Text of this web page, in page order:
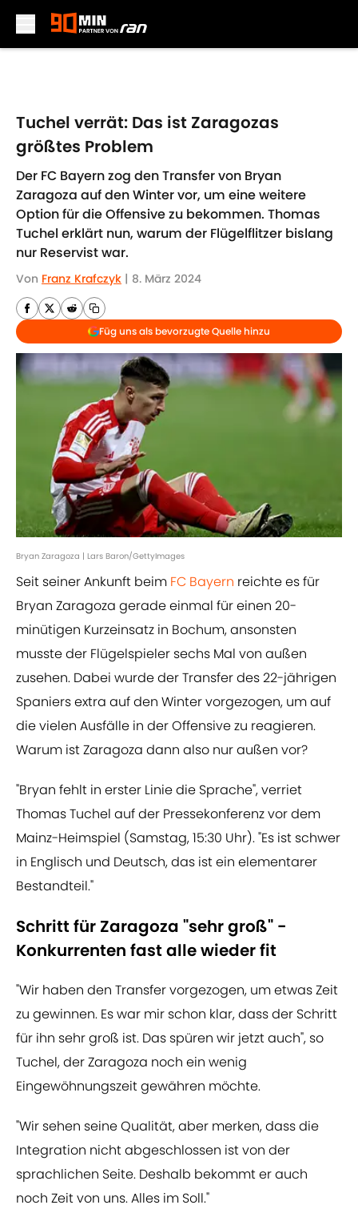
Tuchel verrät: Das ist Zaragozas
größtes Problem
Der FC Bayern zog den Transfer von Bryan
Zaragoza auf den Winter vor, um eine weitere
Option für die Offensive zu bekommen. Thomas
Tuchel erklärt nun, warum der Flügelflitzer bislang
nur Reservist war.
Von Franz Krafczyk | 8. März 2024
Füg uns als bevorzugte Quelle hinzu
Bryan Zaragoza | Lars Baron/GettyImages
Seit seiner Ankunft beim FC Bayern reichte es für
Bryan Zaragoza gerade einmal für einen 20-
minütigen Kurzeinsatz in Bochum, ansonsten
musste der Flügelspieler sechs Mal von außen
zusehen. Dabei wurde der Transfer des 22-jährigen
Spaniers extra auf den Winter vorgezogen, um auf
die vielen Ausfälle in der Offensive zu reagieren.
Warum ist Zaragoza dann also nur außen vor?
"Bryan fehlt in erster Linie die Sprache", verriet
Thomas Tuchel auf der Pressekonferenz vor dem
Mainz-Heimspiel (Samstag, 15:30 Uhr). "Es ist schwer
in Englisch und Deutsch, das ist ein elementarer
Bestandteil."
Schritt für Zaragoza "sehr groß" -
Konkurrenten fast alle wieder fit
"Wir haben den Transfer vorgezogen, um etwas Zeit
zu gewinnen. Es war mir schon klar, dass der Schritt
für ihn sehr groß ist. Das spüren wir jetzt auch", so
Tuchel, der Zaragoza noch ein wenig
Eingewöhnungszeit gewähren möchte.
"Wir sehen seine Qualität, aber merken, dass die
Integration nicht abgeschlossen ist von der
sprachlichen Seite. Deshalb bekommt er auch
noch Zeit von uns. Alles im Soll."